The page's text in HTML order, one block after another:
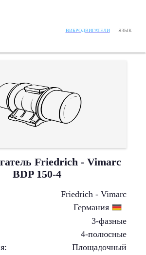
ВИБРОДВИГАТЕЛИ ЯЗЫК
Friedrich - Vimarc
BDP 150-4
Friedrich - Vimarc
Германия
3-фазные
4-полюсные
:
Площадочный